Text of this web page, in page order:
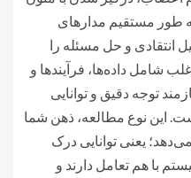
طور مستقیم مدارهای
انتقادی و حل مسئله را
شامل داده‌ها، فرآیندها و
توجه دقیق و توانایی
این نوع مطالعه، ذهن شما
یعنی توانایی درک
با هم تعامل دارند و